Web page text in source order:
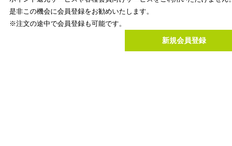
是非この機会に会員登録をお勧めいたします。
※注文の途中で会員登録も可能です。
新規会員登録